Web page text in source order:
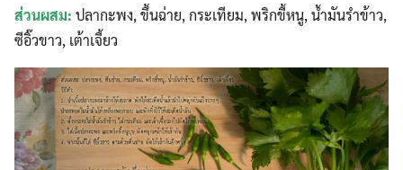
ส่วนผสม: ปลากะพง, ขึ้นฉ่าย, กระเทียม, พริกขี้หนู, น้ำมันรำข้าว,
ซีอิ๊วขาว, เต้าเจี้ยว